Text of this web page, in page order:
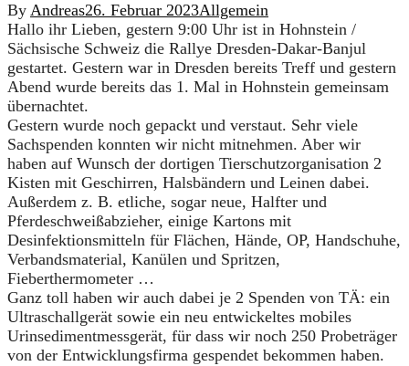
By Andreas26. Februar 2023Allgemein
Hallo ihr Lieben, gestern 9:00 Uhr ist in Hohnstein /
Sächsische Schweiz die Rallye Dresden-Dakar-Banjul
gestartet. Gestern war in Dresden bereits Treff und gestern
Abend wurde bereits das 1. Mal in Hohnstein gemeinsam
übernachtet.
Gestern wurde noch gepackt und verstaut. Sehr viele
Sachspenden konnten wir nicht mitnehmen. Aber wir
haben auf Wunsch der dortigen Tierschutzorganisation 2
Kisten mit Geschirren, Halsbändern und Leinen dabei.
Außerdem z. B. etliche, sogar neue, Halfter und
Pferdeschweißabzieher, einige Kartons mit
Desinfektionsmitteln für Flächen, Hände, OP, Handschuhe,
Verbandsmaterial, Kanülen und Spritzen,
Fieberthermometer …
Ganz toll haben wir auch dabei je 2 Spenden von TÄ: ein
Ultraschallgerät sowie ein neu entwickeltes mobiles
Urinsedimentmessgerät, für dass wir noch 250 Probeträger
von der Entwicklungsfirma gespendet bekommen haben.